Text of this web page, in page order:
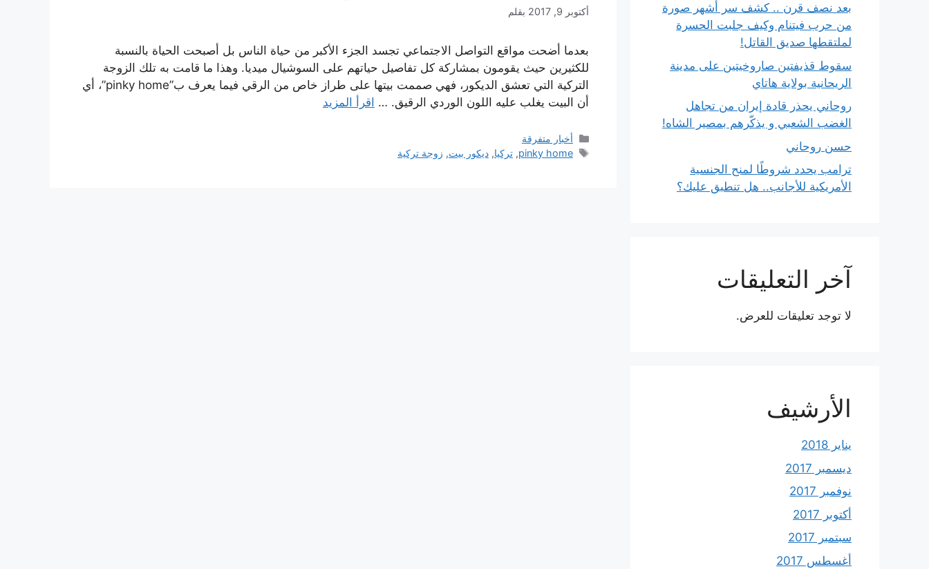
أكتوبر 9, 2017 بقلم
بعدما أضحت مواقع التواصل الاجتماعي تجسد الجزء الأكبر من حياة الناس بل أصبحت الحياة بالنسبة
للكثيرين حيث يقومون بمشاركة كل تفاصيل حياتهم على السوشيال ميديا. وهذا ما قامت به تلك الزوجة
التركية التي تعشق الديكور، فهي صممت بيتها على طراز خاص من الرقي فيما يعرف ب”pinky home”، أي
أن البيت يغلب عليه اللون الوردي الرقيق. … اقرأ المزيد
التصنيفات
أخبار متفرقة
الوسوم
pinky home
,تركيا,ديكور بيت, زوجة تركية
بعد نصف قرن .. كشف سر أشهر صورة
من حرب فيتنام وكيف جلبت الحسرة
لملتقطها صديق القاتل!
سقوط قذيفتين صاروخيتين على مدينة
الريحانية بولاية هاتاي
روحاني يحذر قادة إيران من تجاهل
الغضب الشعبي و يذكّرهم بمصير الشاه!
حسن روحاني
ترامب يحدد شروطًا لمنح الجنسية
الأمريكية للأجانب.. هل تنطبق عليك؟
آخر التعليقات
لا توجد تعليقات للعرض.
الأرشيف
يناير 2018
ديسمبر 2017
نوفمبر 2017
أكتوبر 2017
سبتمبر 2017
أغسطس 2017